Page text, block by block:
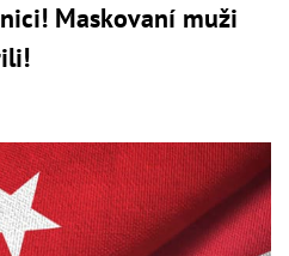
Maskovaní muži